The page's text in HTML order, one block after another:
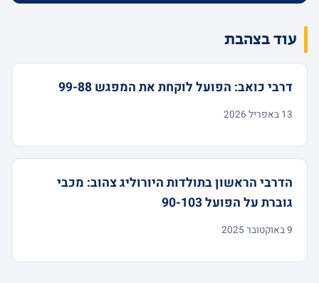
עוד בצהבת
דרבי כואב: הפועל לוקחת את המפגש 99-88
13 באפריל 2026
הדרבי הראשון בתולדות היורוליג צהוב: מכבי
גוברת על הפועל 90-103
9 באוקטובר 2025